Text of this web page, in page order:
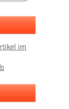
im